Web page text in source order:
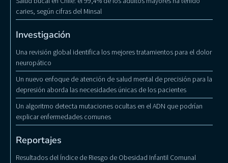
caries, según cifras del Minsal
Investigación
Una revisión global identifica los mejores tratamientos para el dolor
neuropático
Un nuevo enfoque de atención de salud mental de precisión para la
depresión aborda las necesidades únicas de los pacientes
Un algoritmo detecta mutaciones ocultas en el ADN que podrían
explicar enfermedades comunes
Reportajes
Resultados del Índice de Riesgo de Obesidad Infantil Comunal